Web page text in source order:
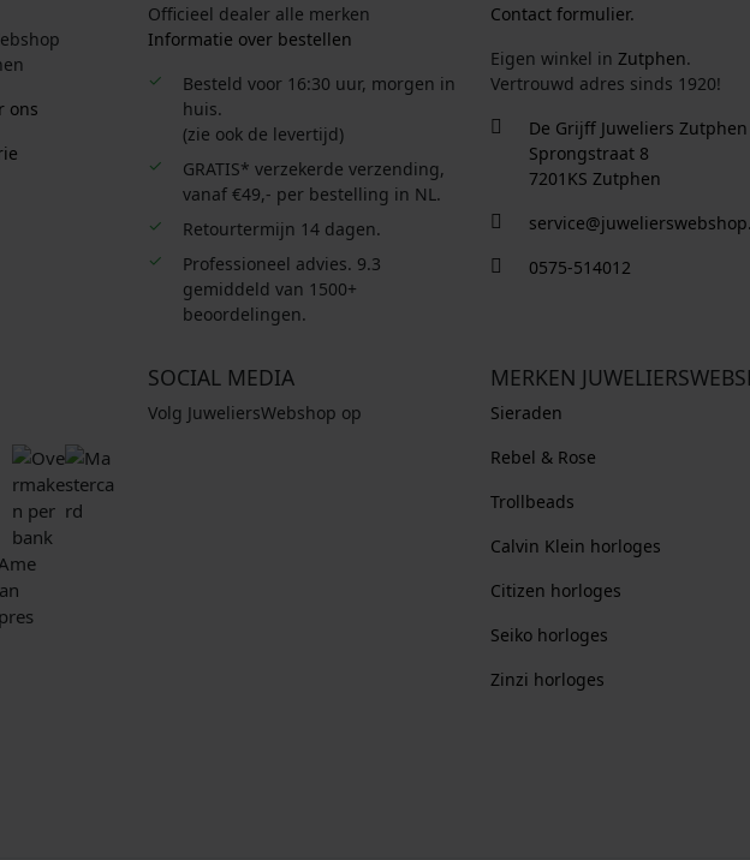
ons
Officieel dealer alle merken
Informatie over bestellen
Besteld voor 16:30 uur, morgen in
huis.
(zie ook de levertijd)
GRATIS* verzekerde verzending,
vanaf €49,- per bestelling in NL.
Retourtermijn 14 dagen.
Professioneel advies. 9.3
gemiddeld van 1500+
beoordelingen.
Contact formulier.
Eigen winkel in Zutphen.
Vertrouwd adres sinds 1920!
De Grijff Juweliers Zutphen
Sprongstraat 8
7201KS Zutphen
0575-514012
SOCIAL MEDIA
Volg JuweliersWebshop op
MERKEN
Sieraden
Rebel & Rose
Trollbeads
Calvin Klein horloges
Citizen horloges
Seiko horloges
Zinzi horloges